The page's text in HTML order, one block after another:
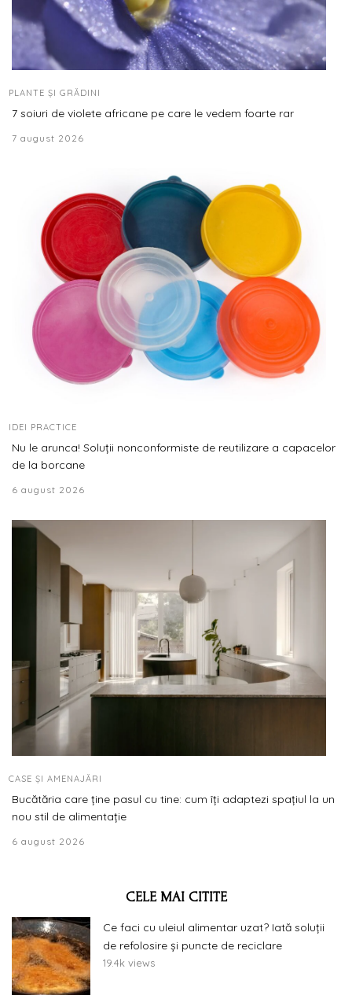
PLANTE ȘI GRĂDINI
7 soiuri de violete africane pe care le vedem foarte rar
7 august 2026
IDEI PRACTICE
Nu le arunca! Soluții nonconformiste de reutilizare a capacelor
de la borcane
6 august 2026
CASE ȘI AMENAJĂRI
Bucătăria care ține pasul cu tine: cum îți adaptezi spațiul la un
nou stil de alimentație
6 august 2026
CELE MAI CITITE
Ce faci cu uleiul alimentar uzat? Iată soluții
de refolosire și puncte de reciclare
19.4k views